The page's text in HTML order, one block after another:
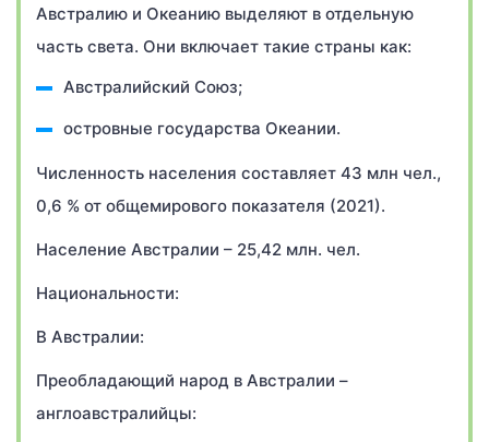
Австралию и Океанию выделяют в отдельную
часть света. Они включает такие страны как:
Австралийский Союз;
островные государства Океании.
Численность населения составляет 43 млн чел.,
0,6 % от общемирового показателя (2021).
Население Австралии – 25,42 млн. чел.
Национальности:
В Австралии:
Преобладающий народ в Австралии –
англоавстралийцы: